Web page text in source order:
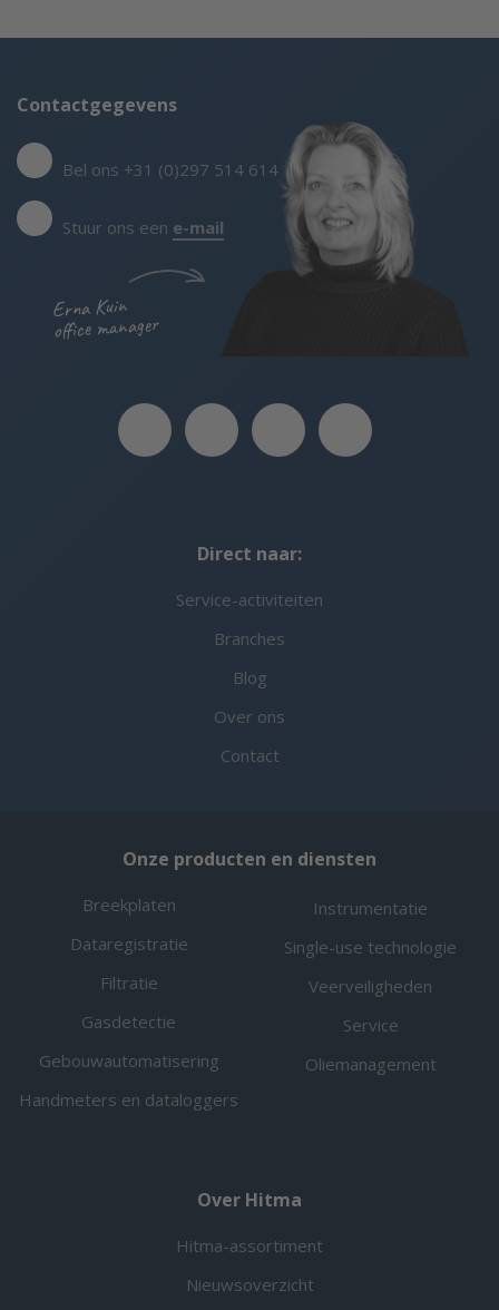
Erna Kuin
office manager
Contactgegevens
Bel ons +31 (0)297 514 614
Stuur ons een e-mail
Direct naar:
Service-activiteiten
Branches
Blog
Over ons
Contact
Onze producten en diensten
Breekplaten
Dataregistratie
Filtratie
Gasdetectie
Gebouwautomatisering
Handmeters en dataloggers
Instrumentatie
Single-use technologie
Veerveiligheden
Service
Oliemanagement
Over Hitma
Hitma-assortiment
Nieuwsoverzicht